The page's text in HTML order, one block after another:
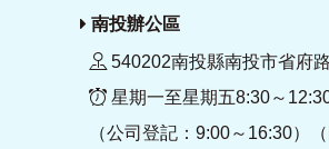
南投辦公區
540202南投縣南投市省府
星期一至星期五8:30～
（公司登記：9:00～16:30）